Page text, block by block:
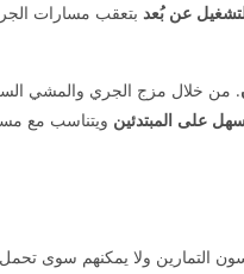
عن بُعد بتعقب مسارات
. من خلال مزج الجري والمشي
سهل على المبتدئين ويتناسب مع
التمارين ولا يمكنهم سوى